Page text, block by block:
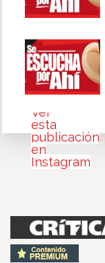
06,
Ver
esta
publicación
en
Instagram